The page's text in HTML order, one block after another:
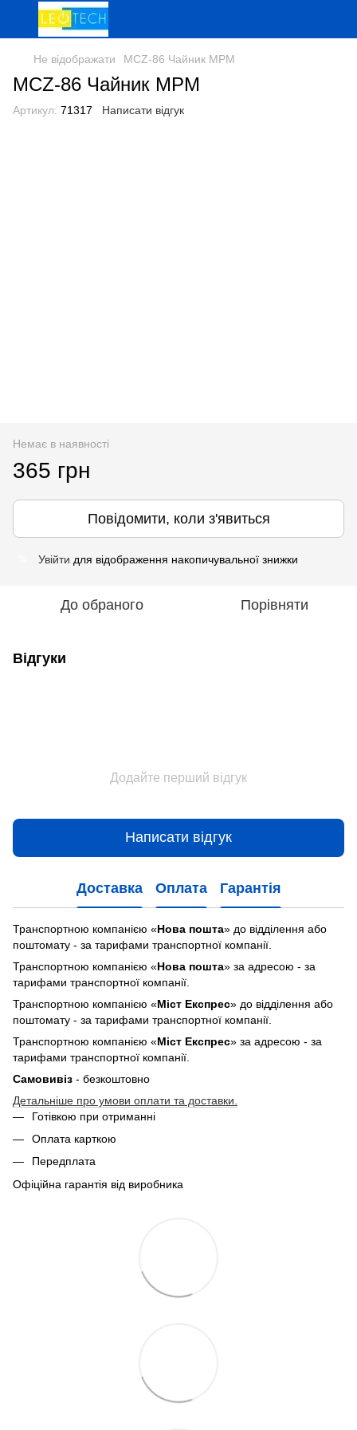
Не відображати MCZ-86 Чайник МРМ
MCZ-86 Чайник МРМ
Артикул: 71317 Написати відгук
Немає в наявності
365 грн
Повідомити, коли з'явиться
Увійти для відображення накопичувальної знижки
До обраного Порівняти
Відгуки
Додайте перший відгук
Написати відгук
Доставка Оплата Гарантія
Транспортною компанією «Нова пошта» до відділення або
поштомату - за тарифами транспортної компанії.
Транспортною компанією «Нова пошта» за адресою - за
тарифами транспортної компанії.
Транспортною компанією «Міст Експрес» до відділення або
поштомату - за тарифами транспортної компанії.
Транспортною компанією «Міст Експрес» за адресою - за
тарифами транспортної компанії.
Самовивіз - безкоштовно
Детальніше про умови оплати та доставки.
Готівкою при отриманні
Оплата карткою
Передплата
Офіційна гарантія від виробника